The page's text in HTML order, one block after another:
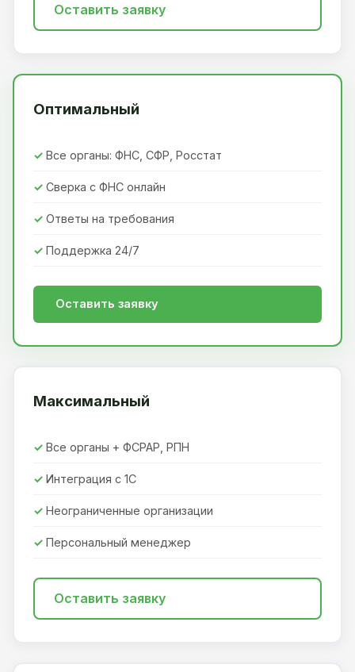
Оставить заявку
Оптимальный
Все органы: ФНС, СФР, Росстат
Сверка с ФНС онлайн
Ответы на требования
Поддержка 24/7
Оставить заявку
Максимальный
Все органы + ФСРАР, РПН
Интеграция с 1С
Неограниченные организации
Персональный менеджер
Оставить заявку